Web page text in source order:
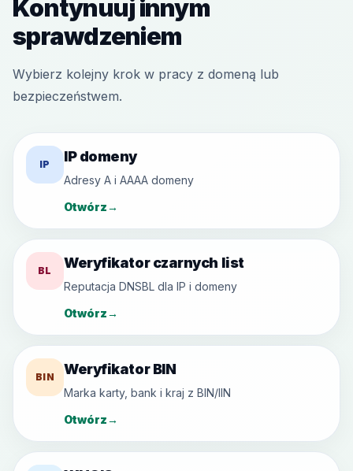
Kontynuuj innym
sprawdzeniem
Wybierz kolejny krok w pracy z domeną lub
bezpieczeństwem.
IP IP domeny
Adresy A i AAAA domeny
Otwórz→
BL Weryfikator czarnych list
Reputacja DNSBL dla IP i domeny
Otwórz→
BIN Weryfikator BIN
Marka karty, bank i kraj z BIN/IIN
Otwórz→